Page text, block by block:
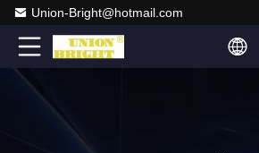
Union-Bright@hotmail.com